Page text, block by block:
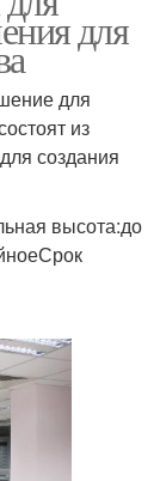
для
для
из
создания
высота:до